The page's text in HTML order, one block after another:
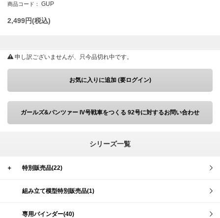
商品コード： GUP
2,499円(税込)
申し訳ございませんが、只今品切れ中です。
お気に入りに追加 (要ログイン)
ガールズ&パンツァー IV号戦車をつくる 92号に対するお問い合わせ
シリーズ一覧
＋ 特別販売品(22)
組み立て模型特別販売品(1)
専用バインダー(40)